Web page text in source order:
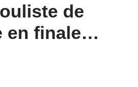
de
en finale…